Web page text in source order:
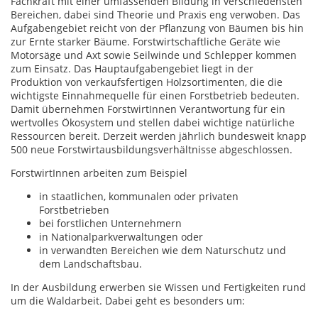
Bereichen, dabei sind Theorie und Praxis eng verwoben. Das
Aufgabengebiet reicht von der Pflanzung von Bäumen bis hin
zur Ernte starker Bäume. Forstwirtschaftliche Geräte wie
Motorsäge und Axt sowie Seilwinde und Schlepper kommen
zum Einsatz. Das Hauptaufgabengebiet liegt in der
Produktion von verkaufsfertigen Holzsortimenten, die die
wichtigste Einnahmequelle für einen Forstbetrieb bedeuten.
Damit übernehmen ForstwirtInnen Verantwortung für ein
wertvolles Ökosystem und stellen dabei wichtige natürliche
Ressourcen bereit. Derzeit werden jährlich bundesweit knapp
500 neue Forstwirtausbildungsverhältnisse abgeschlossen.
ForstwirtInnen arbeiten zum Beispiel
in staatlichen, kommunalen oder privaten
Forstbetrieben
bei forstlichen Unternehmern
in Nationalparkverwaltungen oder
in verwandten Bereichen wie dem Naturschutz und
dem Landschaftsbau.
In der Ausbildung erwerben sie Wissen und Fertigkeiten rund
um die Waldarbeit. Dabei geht es besonders um: